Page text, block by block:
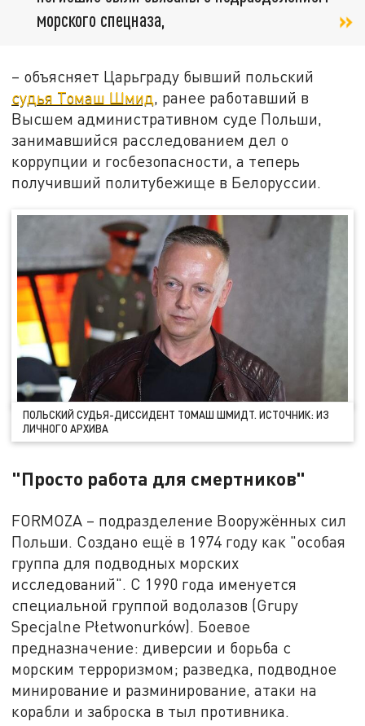
морского спецназа,
– объясняет Царьграду бывший польский
судья Томаш Шмид, ранее работавший в
Высшем административном суде Польши,
занимавшийся расследованием дел о
коррупции и госбезопасности, а теперь
получивший политубежище в Белоруссии.
ПОЛЬСКИЙ СУДЬЯ-ДИССИДЕНТ ТОМАШ ШМИДТ. ИСТОЧНИК: ИЗ
ЛИЧНОГО АРХИВА
"Просто работа для смертников"
FORMOZA – подразделение Вооружённых сил
Польши. Создано ещё в 1974 году как "особая
группа для подводных морских
исследований". С 1990 года именуется
специальной группой водолазов (Grupy
Specjalne Płetwonurków). Боевое
предназначение: диверсии и борьба с
морским терроризмом; разведка, подводное
минирование и разминирование, атаки на
корабли и заброска в тыл противника.